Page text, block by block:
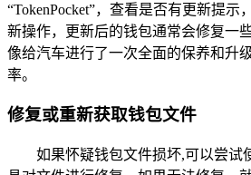
“TokenPocket”，查看是否有更新提示
新操作，更新后的钱包通常会修复一
像给汽车进行了一次全面的保养和升
率。
修复或重新获取钱包文件
如果怀疑钱包文件损坏,可以尝试